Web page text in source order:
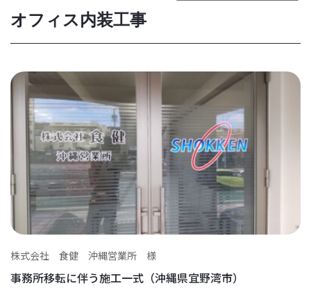
オフィス内装工事
株式会社 食健 沖縄営業所 様
事務所移転に伴う施工一式（沖縄県宜野湾市）